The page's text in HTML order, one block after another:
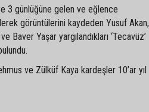
3 günlüğüne gelen ve eğlence
görüntülerini kaydeden Yusuf Akan,
Baver Yaşar yargılandıkları ‘Tecavüz’
ve Zülküf Kaya kardeşler 10’ar yıl